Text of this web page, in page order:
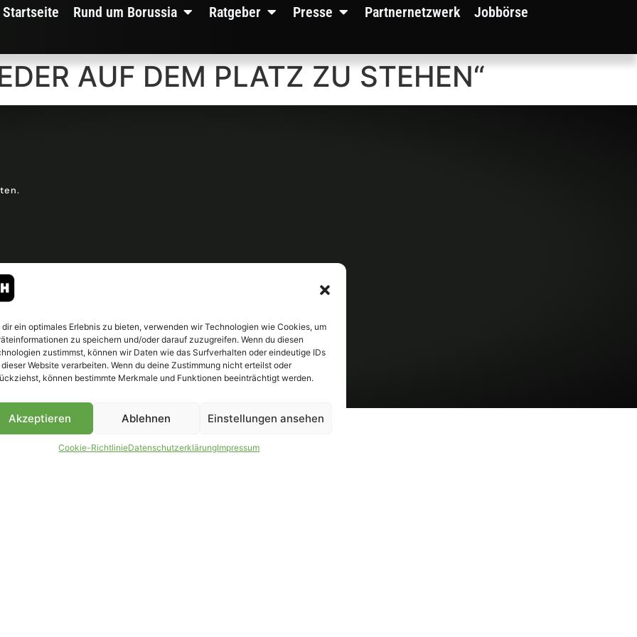
dir ein optimales Erlebnis zu bieten, verwenden wir Technologien wie Cookies, um
zu speichern und/oder darauf zuzugreifen. Wenn du diesen
zustimmst, können wir Daten wie das Surfverhalten oder eindeutige IDs
Website verarbeiten. Wenn du deine Zustimmung nicht erteilst oder
können bestimmte Merkmale und Funktionen beeinträchtigt werden.
Akzeptieren Ablehnen Einstellungen ansehen
Cookie-RichtlinieDatenschutzerklärungImpressum
Startseite Rund um Borussia Ratgeber Presse Partnernetzwerk Jobbörse
AUF DEM PLATZ ZU STEHEN“